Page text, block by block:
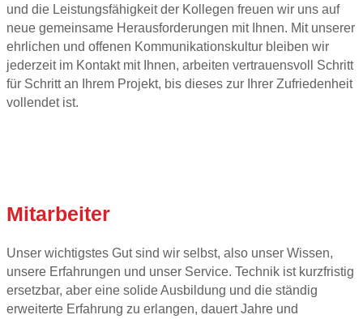
und die Leistungsfähigkeit der Kollegen freuen wir uns auf
neue gemeinsame Herausforderungen mit Ihnen. Mit unserer
ehrlichen und offenen Kommunikationskultur bleiben wir
jederzeit im Kontakt mit Ihnen, arbeiten vertrauensvoll Schritt
für Schritt an Ihrem Projekt, bis dieses zur Ihrer Zufriedenheit
vollendet ist.
Mitarbeiter
Unser wichtigstes Gut sind wir selbst, also unser Wissen,
unsere Erfahrungen und unser Service. Technik ist kurzfristig
ersetzbar, aber eine solide Ausbildung und die ständig
erweiterte Erfahrung zu erlangen, dauert Jahre und